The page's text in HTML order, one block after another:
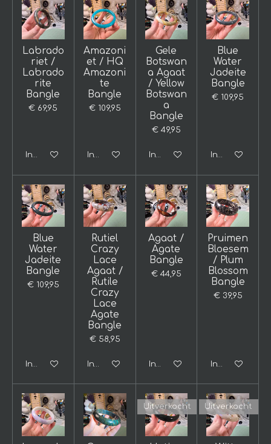
Labrado
riet /
Labrado
rite
Bangle
€ 69,95
In winkelwagen
Amazoni
et / HQ
Amazoni
te
Bangle
€ 109,95
In winkelwagen
Gele
Botswan
a Agaat
/ Yellow
Botswan
a
Bangle
€ 49,95
In winkelwagen
Blue
Water
Jadeite
Bangle
€ 109,95
In
Blue
Water
Jadeite
Bangle
€ 109,95
In winkelwagen
Rutiel
Crazy
Lace
Agaat /
Rutile
Crazy
Lace
Agate
Bangle
€ 58,95
In winkelwagen
Agaat /
Agate
Bangle
€ 44,95
In winkelwagen
Pruimen
Bloesem
/ Plum
Blossom
Bangle
€ 39,95
In
Uitverkocht Uitverkocht